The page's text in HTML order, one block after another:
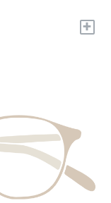
+